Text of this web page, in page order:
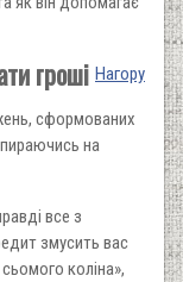
Нагору
гроші
сформованих
на
все з
змусить вас
коліна»,